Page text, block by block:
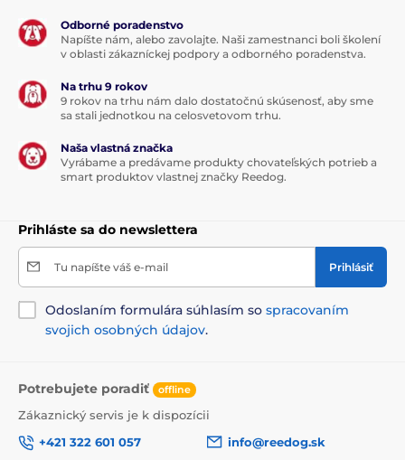
Odborné poradenstvo
Napíšte nám, alebo zavolajte. Naši zamestnanci boli školení
v oblasti zákazníckej podpory a odborného poradenstva.
Na trhu 9 rokov
9 rokov na trhu nám dalo dostatočnú skúsenosť, aby sme
sa stali jednotkou na celosvetovom trhu.
Naša vlastná značka
Vyrábame a predávame produkty chovateľských potrieb a
smart produktov vlastnej značky Reedog.
Prihláste sa do newslettera
Tu napíšte váš e-mail Prihlásiť
Odoslaním formulára súhlasím so spracovaním
svojich osobných údajov.
Potrebujete poradiť offline
Zákaznický servis je k dispozícii
+421 322 601 057
info@reedog.sk